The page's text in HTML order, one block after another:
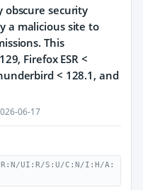
obscure security
a malicious site to
This
Firefox ESR <
< 128.1, and
06-17
UI:R/S:U/C:N/I:H/A: